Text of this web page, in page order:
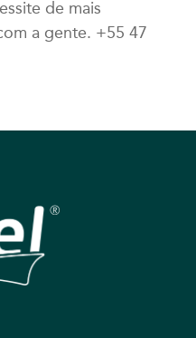
de mais
a gente. +55 47